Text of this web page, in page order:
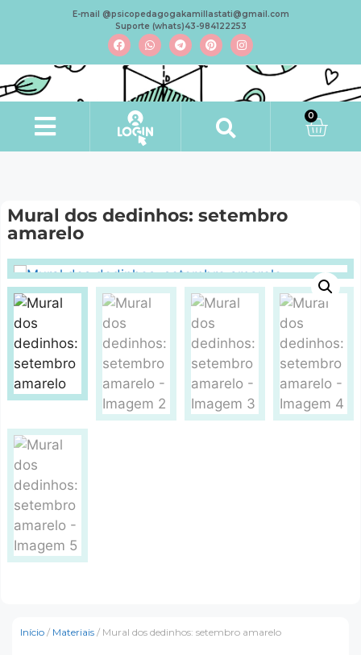
E-mail @psicopedagogakamillastati@gmail.com
Suporte (whats)43-984122253
0
Mural dos dedinhos: setembro
amarelo
Início / Materiais / Mural dos dedinhos: setembro amarelo